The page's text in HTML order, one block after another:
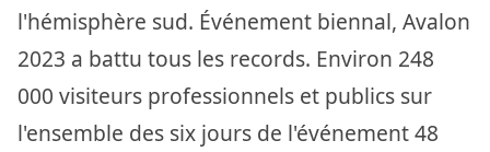
l'hémisphère sud. Événement biennal, Avalon
2023 a battu tous les records. Environ 248
000 visiteurs professionnels et publics sur
l'ensemble des six jours de l'événement 48